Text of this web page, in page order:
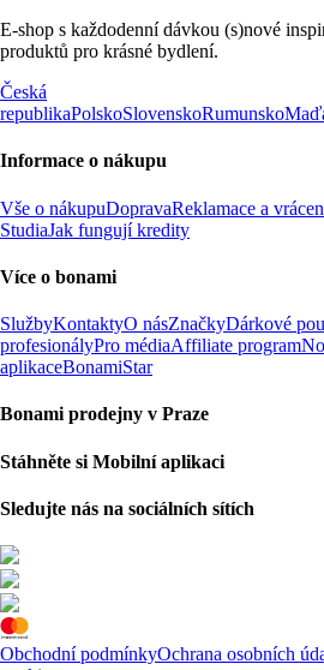
E-shop s každodenní dávkou (s)nové
produktů pro krásné bydlení.
Česká
republikaPolskoSlovenskoRumunsko
Informace o nákupu
Vše o nákupuDopravaReklamace a
StudiaJak fungují kredity
Více o bonami
SlužbyKontaktyO násZnačkyDárkové
profesionályPro médiaAffiliate program
aplikaceBonamiStar
Bonami prodejny v Praze
Stáhněte si Mobilní aplikaci
Sledujte nás na sociálních sítích
Obchodní podmínkyOchrana osobních